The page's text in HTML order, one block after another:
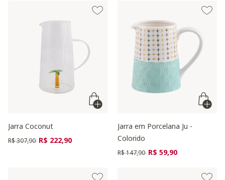
Jarra Coconut
Preço reduzido de
R$ 307,90 para
R$ 222,90
Jarra em Porcelana Ju -
Colorido
Preço reduzido de
R$ 147,90 para
R$ 59,90